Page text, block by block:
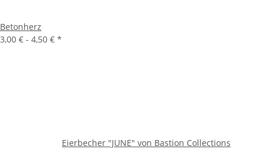
Betonherz
3,00 € - 4,50 € *
Eierbecher "JUNE" von Bastion Collections